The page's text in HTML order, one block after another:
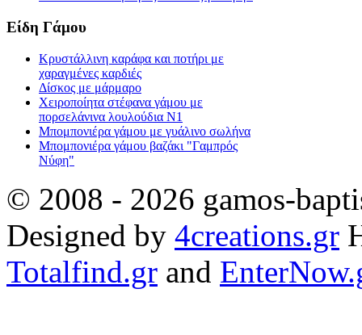
Είδη Γάμου
Κρυστάλλινη καράφα και ποτήρι με
χαραγμένες καρδιές
Δίσκος με μάρμαρο
Χειροποίητα στέφανα γάμου με
πορσελάνινα λουλούδια Ν1
Μπομπονιέρα γάμου με γυάλινο σωλήνα
Μπομπονιέρα γάμου βαζάκι "Γαμπρός
Νύφη"
© 2008 - 2026 gamos-
Designed by 4creations.gr
Totalfind.gr and